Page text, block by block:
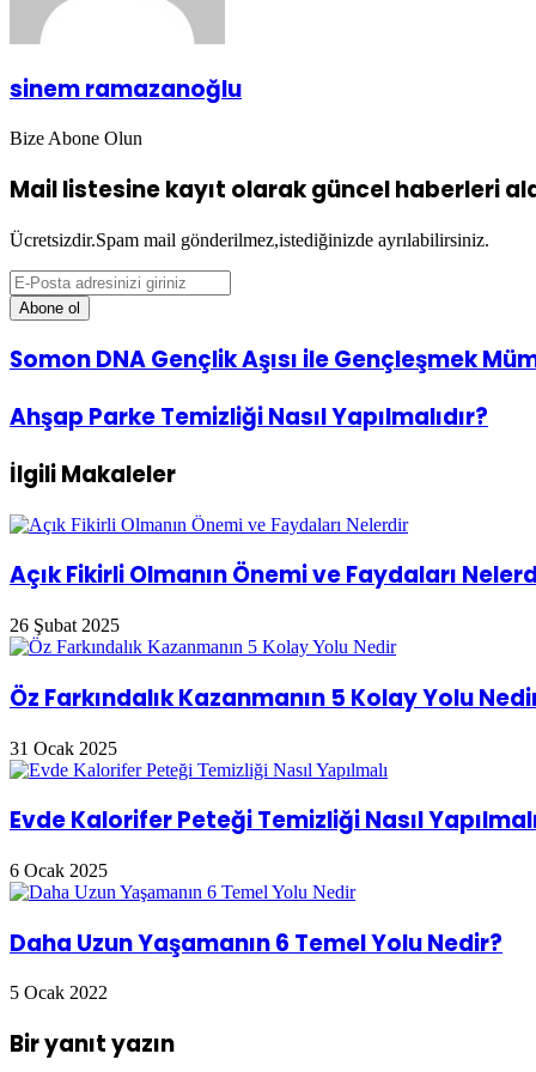
sinem ramazanoğlu
Bize Abone Olun
Mail listesine kayıt olarak güncel haberleri
Ücretsizdir.Spam mail gönderilmez,istediğinizde ayrılabilirsiniz.
E-
Posta
adresinizi
Somon
DNA
Aşısı
Gençleşmek
Mümkün!
Somon DNA Gençlik Aşısı ile Gençleşmek
Ahşap
Parke
Nasıl
Yapılmalıdır?
Ahşap Parke Temizliği Nasıl Yapılmalıdır?
İlgili Makaleler
Açık Fikirli Olmanın Önemi ve Faydaları
26 Şubat 2025
Öz Farkındalık Kazanmanın 5 Kolay Yolu
31 Ocak 2025
Evde Kalorifer Peteği Temizliği Nasıl
6 Ocak 2025
Daha Uzun Yaşamanın 6 Temel Yolu Nedir?
5 Ocak 2022
Bir yanıt yazın